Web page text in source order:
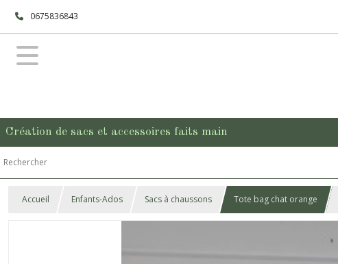
0675836843
Création de sacs et accessoires faits main
Accueil Enfants-Ados Sacs à chaussons Tote bag chat orange